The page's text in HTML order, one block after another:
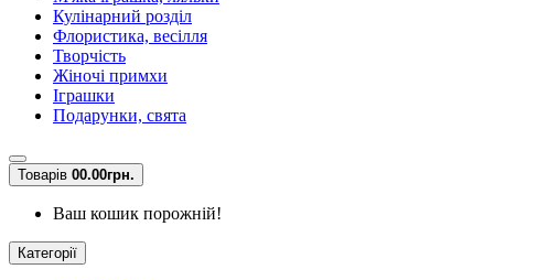
Кулінарний розділ
Флористика, весілля
Творчість
Жіночі примхи
Іграшки
Подарунки, свята
Товарів 00.00грн.
Ваш кошик порожній!
Категорії